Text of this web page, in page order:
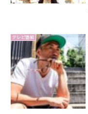
テレビ番組